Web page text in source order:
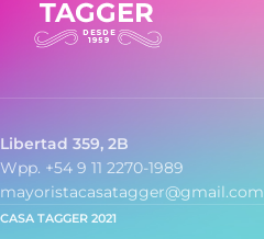
Libertad 359, 2B
Wpp. +54 9 11 2270-1989
mayoristacasatagger@gmail.com
CASA TAGGER 2021